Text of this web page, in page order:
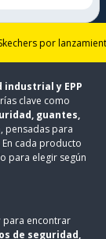
por lanzamiento /
industrial y EPP
clave como
guantes,
, pensadas para
cada producto
para elegir según
para encontrar
de seguridad,